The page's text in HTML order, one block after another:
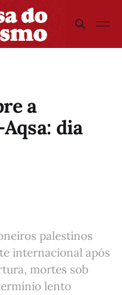
a
dia
palestinos
internacional após
mortes sob
lento